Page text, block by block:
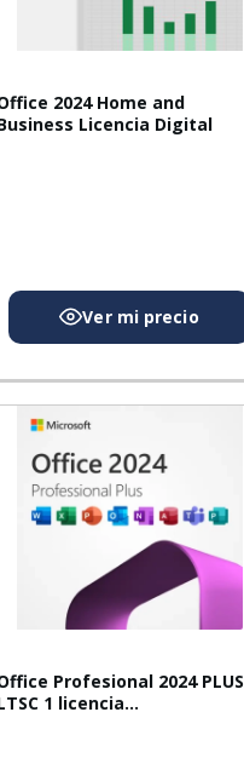
2024 Home and
Licencia Digital
Profesional 2024 PLUS
1 licencia